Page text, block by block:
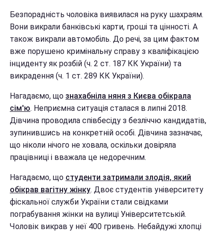
Безпорадність чоловіка виявилася на руку шахраям.
Вони викрали банківські карти, гроші та цінності. А
також викрали автомобіль. До речі, за цим фактом
вже порушено кримінальну справу з кваліфікацією
інциденту як розбій (ч. 2 ст. 187 КК України) та
викрадення (ч. 1 ст. 289 КК України).
Нагадаємо, що знахабніла няня з Києва обікрала
сім'ю. Неприємна ситуація сталася в липні 2018.
Дівчина проводила співбесіду з безліччю кандидатів,
зупинившись на конкретній особі. Дівчина зазначає,
що ніколи нічого не ховала, оскільки довіряла
працівниці і вважала це недоречним.
Нагадаємо, що студенти затримали злодія, який
обікрав вагітну жінку. Двоє студентів університету
фіскальної служби України стали свідками
пограбування жінки на вулиці Університетській.
Чоловік викрав у неї 400 гривень. Небайдужі хлопці